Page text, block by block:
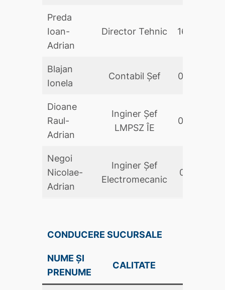
Preda
Ioan-
Adrian
Director Tehnic 16.03.2026
Blajan
Ionela
Contabil Şef 01.06.2025
Dioane
Raul-
Adrian
Inginer Şef
LMPSZ ÎE
04.10.2023
Negoi
Nicolae-
Adrian
Inginer Şef
Electromecanic
01.11.2024
CONDUCERE SUCURSALE
NUME ȘI
PRENUME
CALITATE